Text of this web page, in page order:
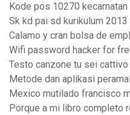
Kode pos 10270 kecamatan
Sk kd pai sd kurikulum 2013
Calamo y cran bolsa de
Wifi password hacker for
Testo canzone tu sei
Metode dan aplikasi
Mexico mutilado francisco
Porque a mi libro completo